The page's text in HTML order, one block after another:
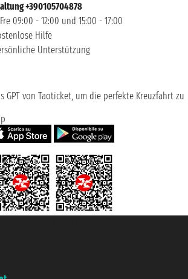
+390105704878
09:00 - 12:00 und 15:00 - 17:00
Hilfe
Unterstützung
GPT von Taoticket, um die perfekte Kreuzfahrt zu